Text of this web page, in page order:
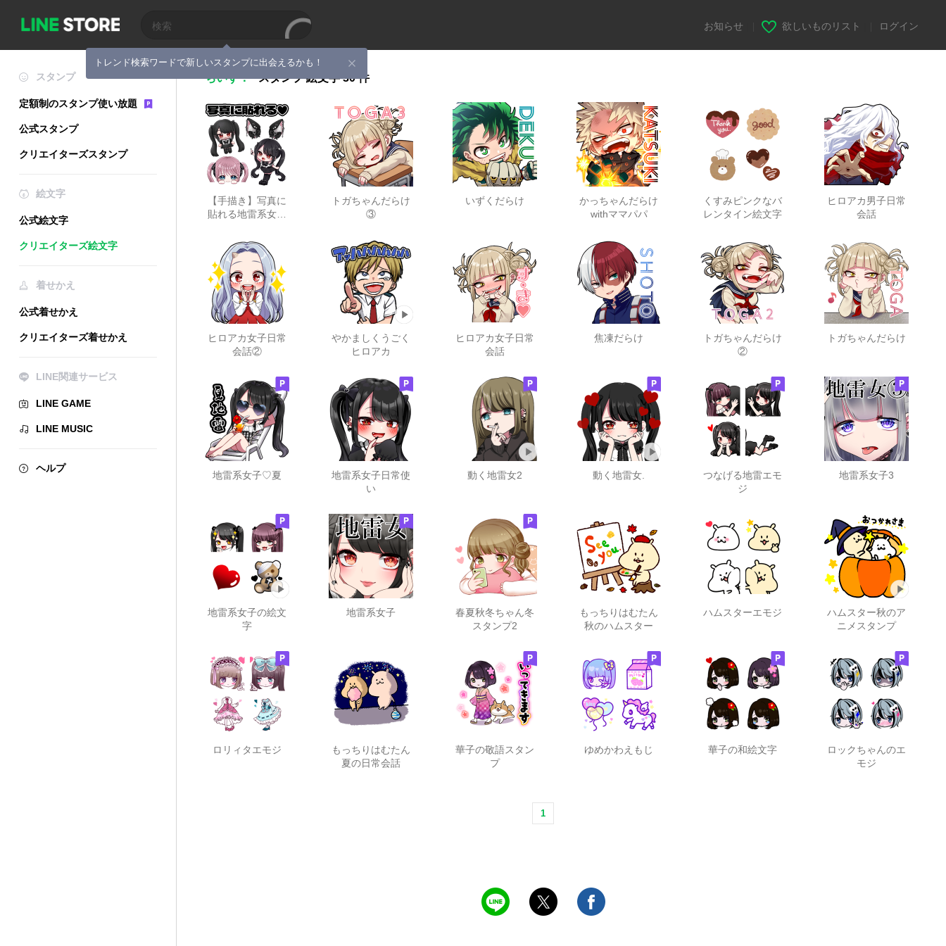
トレンド検索ワードで新しいスタンプに出会えるかも！
お知らせ 欲しいものリスト ログイン
スタンプ
定額制のスタンプ使い放題
公式スタンプ
クリエイターズスタンプ
絵文字
公式絵文字
クリエイターズ絵文字
着せかえ
公式着せかえ
クリエイターズ着せかえ
LINE関連サービス
LINE GAME
LINE MUSIC
ヘルプ
ちいず． スタンプ 絵文字 30 件
【手描き】写真に
貼れる地雷系女子
トガちゃんだらけ
③
いずくだらけ
かっちゃんだらけ
withママパパ
くすみピンクなバ
レンタイン絵文字
ヒロアカ男子日常
会話
ヒロアカ女子日常
会話②
やかましくうごく
ヒロアカ
ヒロアカ女子日常
会話
焦凍だらけ
トガちゃんだらけ
②
トガちゃんだらけ
地雷系女子♡夏
地雷系女子日常使
い
動く地雷女2 動く地雷女.
つなげる地雷エモ
ジ
地雷系女子3
地雷系女子の絵文
字
地雷系女子
春夏秋冬ちゃん冬
スタンプ2
もっちりはむたん
秋のハムスター
ハムスターエモジ
ハムスター秋のア
ニメスタンプ
ロリィタエモジ
もっちりはむたん
夏の日常会話
華子の敬語スタン
プ
ゆめかわえもじ 華子の和絵文字
ロックちゃんのエ
モジ
1